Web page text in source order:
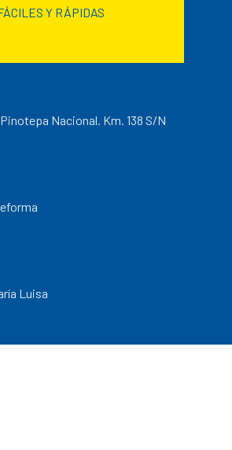
Y RÁPIDAS
Nacional. Km. 138 S/N
Luisa